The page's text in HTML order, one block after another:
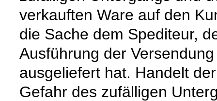
verkauften Ware auf den
die Sache dem Spediteur,
Ausführung der
ausgeliefert hat. Handelt
Gefahr des zufälligen